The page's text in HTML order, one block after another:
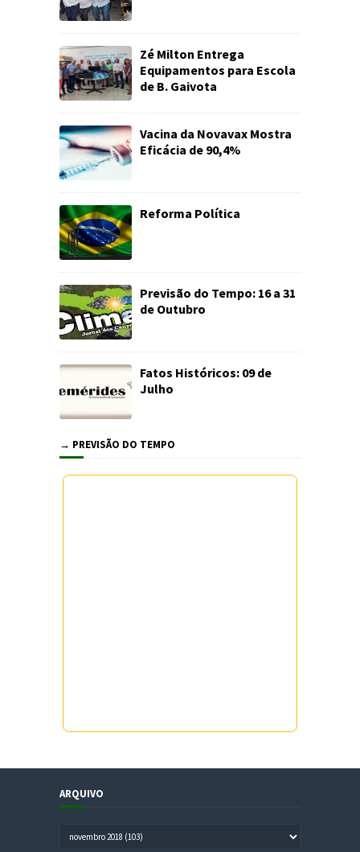
Zé Milton Entrega
Equipamentos para Escola
de B. Gaivota
Vacina da Novavax Mostra
Eficácia de 90,4%
Reforma Política
Previsão do Tempo: 16 a 31
de Outubro
Fatos Históricos: 09 de
Julho
→ PREVISÃO DO TEMPO
ARQUIVO